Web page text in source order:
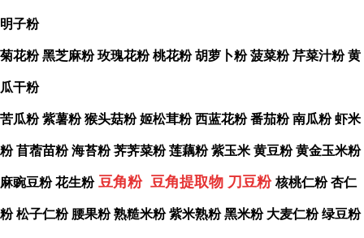
明子粉
菊花粉 黑芝麻粉 玫瑰花粉 桃花粉 胡萝卜粉 菠菜粉 芹菜汁粉 黄
瓜干粉
苦瓜粉 紫薯粉 猴头菇粉 姬松茸粉 西蓝花粉 番茄粉 南瓜粉 虾米
粉 苜蓿苗粉 海苔粉 荠荠菜粉 莲藕粉 紫玉米 黄豆粉 黄金玉米粉
麻豌豆粉 花生粉 豆角粉 豆角提取物 刀豆粉 核桃仁粉 杏仁
粉 松子仁粉 腰果粉 熟糙米粉 紫米熟粉 黑米粉 大麦仁粉 绿豆粉